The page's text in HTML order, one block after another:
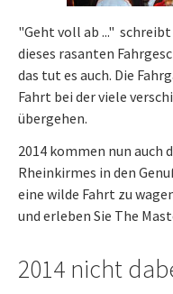
"Geht voll ab ..."
dieses rasanten
das tut es auch. Die
Fahrt bei der viele
übergehen.
2014 kommen nun auch
Rheinkirmes in den
eine wilde Fahrt zu
und erleben Sie The
2014 nicht